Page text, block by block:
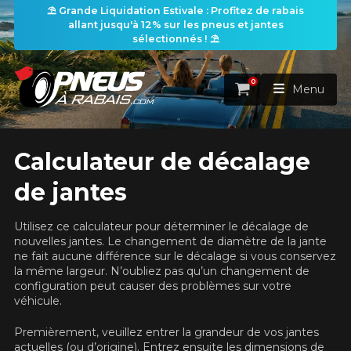
⛱️ Grande Liquidation Estivale : Profitez de rabais
allant jusqu'à 12% sur les pneus et jantes
sélectionnés ! ⛱️
ACCUEIL
PNEUS
RECHERCHE DE PNEUS VOIR TOUT
Rechercher par
Par dimensions Par véhicule
ROUES
RECHERCHE DE ROUES VOIR TOUT
Par véhicule Par dimensions
ENSEMBLES
RECHERCHE D'ENSEMBLES
Panier
0
Menu
Calculateur de décalage
de jantes
Utilisez ce calculateur pour déterminer le décalage de
nouvelles jantes. Le changement de diamètre de la jante
ne fait aucune différence sur le décalage si vous conservez
la même largeur. N’oubliez pas qu’un changement de
configuration peut causer des problèmes sur votre
véhicule.
Premièrement, veuillez entrer la grandeur de vos jantes
actuelles (ou d’origine). Entrez ensuite les dimensions de